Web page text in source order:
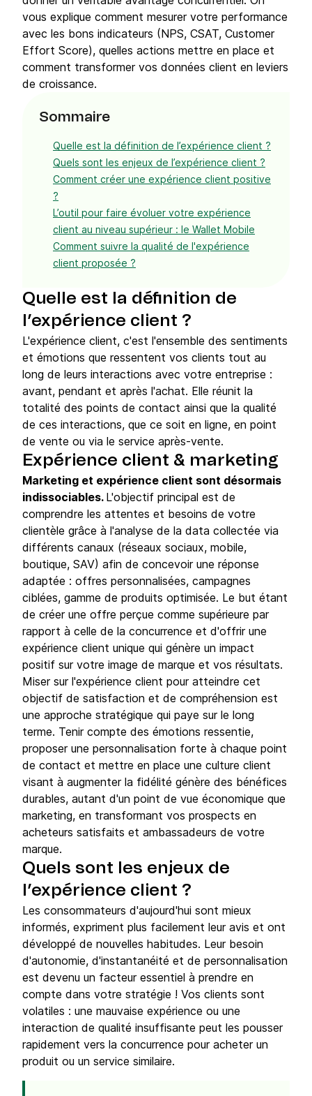
vous explique comment mesurer votre performance
avec les bons indicateurs (NPS, CSAT, Customer
Effort Score), quelles actions mettre en place et
comment transformer vos données client en leviers
de croissance.
Sommaire
Quelle est la définition de l’expérience client ?
Quels sont les enjeux de l’expérience client ?
Comment créer une expérience client positive
?
L’outil pour faire évoluer votre expérience
client au niveau supérieur : le Wallet Mobile
Comment suivre la qualité de l'expérience
client proposée ?
Quelle est la définition de
l’expérience client ?
L'expérience client, c'est l'ensemble des sentiments
et émotions que ressentent vos clients tout au
long de leurs interactions avec votre entreprise :
avant, pendant et après l'achat. Elle réunit la
totalité des points de contact ainsi que la qualité
de ces interactions, que ce soit en ligne, en point
de vente ou via le service après-vente.
Expérience client & marketing
Marketing et expérience client sont désormais
indissociables. L'objectif principal est de
comprendre les attentes et besoins de votre
clientèle grâce à l'analyse de la data collectée via
différents canaux (réseaux sociaux, mobile,
boutique, SAV) afin de concevoir une réponse
adaptée : offres personnalisées, campagnes
ciblées, gamme de produits optimisée. Le but étant
de créer une offre perçue comme supérieure par
rapport à celle de la concurrence et d'offrir une
expérience client unique qui génère un impact
positif sur votre image de marque et vos résultats.
Miser sur l'expérience client pour atteindre cet
objectif de satisfaction et de compréhension est
une approche stratégique qui paye sur le long
terme. Tenir compte des émotions ressentie,
proposer une personnalisation forte à chaque point
de contact et mettre en place une culture client
visant à augmenter la fidélité génère des bénéfices
durables, autant d'un point de vue économique que
marketing, en transformant vos prospects en
acheteurs satisfaits et ambassadeurs de votre
marque.
Quels sont les enjeux de
l’expérience client ?
Les consommateurs d'aujourd'hui sont mieux
informés, expriment plus facilement leur avis et ont
développé de nouvelles habitudes. Leur besoin
d'autonomie, d'instantanéité et de personnalisation
est devenu un facteur essentiel à prendre en
compte dans votre stratégie ! Vos clients sont
volatiles : une mauvaise expérience ou une
interaction de qualité insuffisante peut les pousser
rapidement vers la concurrence pour acheter un
produit ou un service similaire.